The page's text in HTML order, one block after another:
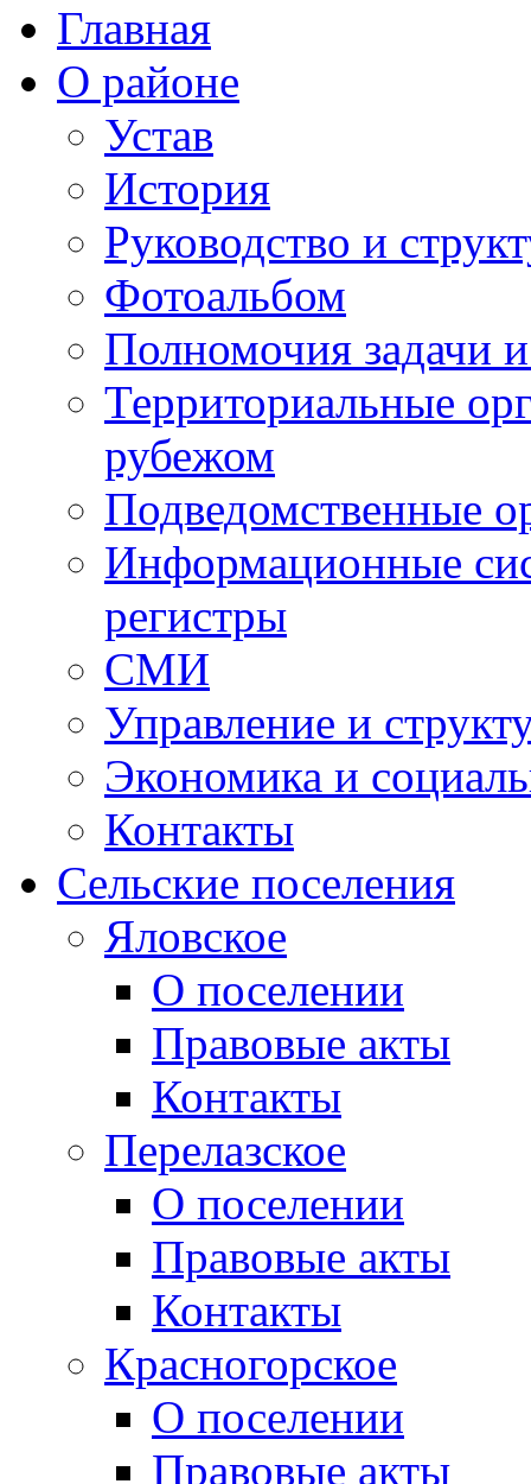
Главная
О районе
Устав
История
Руководство и
Фотоальбом
Полномочия задачи
Территориальные
рубежом
Подведомственные
Информационные
регистры
СМИ
Управление и
Экономика и
Контакты
Сельские поселения
Яловское
О поселении
Правовые акты
Контакты
Перелазское
О поселении
Правовые акты
Контакты
Красногорское
О поселении
Правовые акты